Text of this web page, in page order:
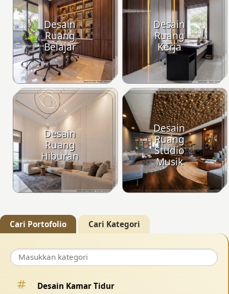
Desain
Ruang
Belajar
Desain
Ruang
Kerja
Desain
Ruang
Hiburan
Desain
Ruang
Studio
Musik
Cari Portofolio Cari Kategori
Desain Kamar Tidur